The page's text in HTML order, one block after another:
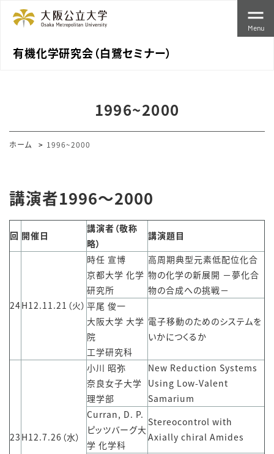
有機化学研究会（白鷺セミナー）
Menu
1996~2000
ホーム 1996~2000
講演者1996〜2000
回 開催日
講演者（敬称
略）
講演題目
24H12.11.21（火）
時任 宣博
京都大学 化学
研究所
高周期典型元素低配位化合
物の化学の新展開 －夢化合
物の合成への挑戦－
平尾 俊一
大阪大学 大学
院
工学研究科
電子移動のためのシステムを
いかにつくるか
23 H12.7.26（水）
小川 昭弥
奈良女子大学
理学部
New Reduction Systems
Using Low-Valent
Samarium
Curran, D. P.
ピッツバーグ大
学 化学科
Stereocontrol with
Axially chiral Amides